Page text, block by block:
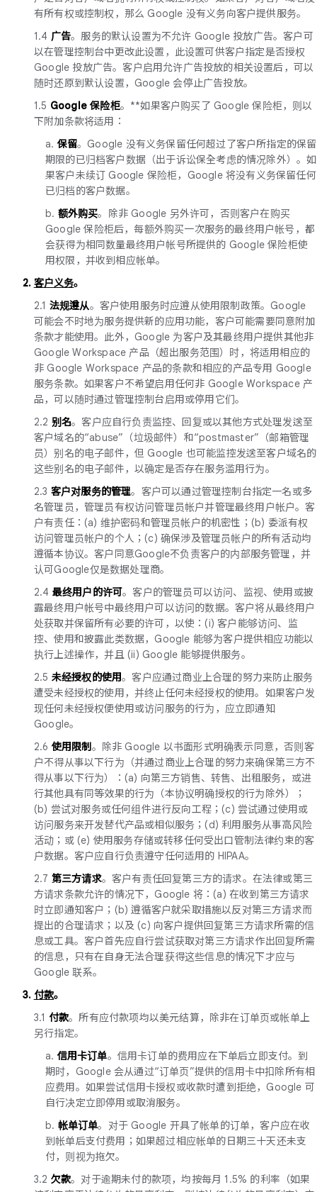
有所有权或控制权，那么 Google 没有义务向客户提供服务。
1.4 广告。服务的默认设置为不允许 Google 投放广告。客户可
以在管理控制台中更改此设置，此设置可供客户指定是否授权
Google 投放广告。客户启用允许广告投放的相关设置后，可以
随时还原到默认设置，Google 会停止广告投放。
1.5 Google 保险柜。**如果客户购买了 Google 保险柜，则以
下附加条款将适用：
a. 保留。Google 没有义务保留任何超过了客户所指定的保留
期限的已归档客户数据（出于诉讼保全考虑的情况除外）。如
果客户未续订 Google 保险柜，Google 将没有义务保留任何
已归档的客户数据。
b. 额外购买。除非 Google 另外许可，否则客户在购买
Google 保险柜后，每额外购买一次服务的最终用户帐号，都
会获得为相同数量最终用户帐号所提供的 Google 保险柜使
用权限，并收到相应帐单。
2. 客户义务。
2.1 法规遵从。客户使用服务时应遵从使用限制政策。Google
可能会不时地为服务提供新的应用功能，客户可能需要同意附加
条款才能使用。此外，Google 为客户及其最终用户提供其他非
Google Workspace 产品（超出服务范围）时，将适用相应的
非 Google Workspace 产品的条款和相应的产品专用 Google
服务条款。如果客户不希望启用任何非 Google Workspace 产
品，可以随时通过管理控制台启用或停用它们。
2.2 别名。客户应自行负责监控、回复或以其他方式处理发送至
客户域名的“abuse”（垃圾邮件）和“postmaster”（邮箱管理
员）别名的电子邮件，但 Google 也可能监控发送至客户域名的
这些别名的电子邮件，以确定是否存在服务滥用行为。
2.3 客户对服务的管理。客户可以通过管理控制台指定一名或多
名管理员，管理员有权访问管理员帐户并管理最终用户帐户。客
户有责任：(a) 维护密码和管理员帐户的机密性；(b) 委派有权
访问管理员帐户的个人；(c) 确保涉及管理员帐户的所有活动均
遵循本协议。客户同意Google不负责客户的内部服务管理，并
认可Google仅是数据处理商。
2.4 最终用户的许可。客户的管理员可以访问、监视、使用或披
露最终用户帐号中最终用户可以访问的数据。客户将从最终用户
处获取并保留所有必要的许可，以使：(i) 客户能够访问、监
控、使用和披露此类数据，Google 能够为客户提供相应功能以
执行上述操作，并且 (ii) Google 能够提供服务。
2.5 未经授权的使用。客户应通过商业上合理的努力来防止服务
遭受未经授权的使用，并终止任何未经授权的使用。如果客户发
现任何未经授权便使用或访问服务的行为，应立即通知
Google。
2.6 使用限制。除非 Google 以书面形式明确表示同意，否则客
户不得从事以下行为（并通过商业上合理的努力来确保第三方不
得从事以下行为）：(a) 向第三方销售、转售、出租服务，或进
行其他具有同等效果的行为（本协议明确授权的行为除外）；
(b) 尝试对服务或任何组件进行反向工程；(c) 尝试通过使用或
访问服务来开发替代产品或相似服务；(d) 利用服务从事高风险
活动；或 (e) 使用服务存储或转移任何受出口管制法律约束的客
户数据。客户应自行负责遵守任何适用的 HIPAA。
2.7 第三方请求。客户有责任回复第三方的请求。在法律或第三
方请求条款允许的情况下，Google 将：(a) 在收到第三方请求
时立即通知客户；(b) 遵循客户就采取措施以反对第三方请求而
提出的合理请求；以及 (c) 向客户提供回复第三方请求所需的信
息或工具。客户首先应自行尝试获取对第三方请求作出回复所需
的信息，只有在自身无法合理获得这些信息的情况下才应与
Google 联系。
3. 付款。
3.1 付款。所有应付款项均以美元结算，除非在订单页或帐单上
另行指定。
a. 信用卡订单。信用卡订单的费用应在下单后立即支付。到
期时，Google 会从通过“订单页”提供的信用卡中扣除所有相
应费用。如果尝试信用卡授权或收款时遭到拒绝，Google 可
自行决定立即停用或取消服务。
b. 帐单订单。对于 Google 开具了帐单的订单，客户应在收
到帐单后支付费用；如果超过相应帐单的日期三十天还未支
付，则视为拖欠。
3.2 欠款。对于逾期未付的款项，均按每月 1.5% 的利率（如果